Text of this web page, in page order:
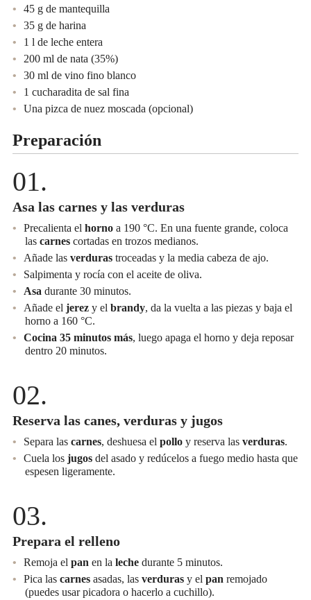
45 g de mantequilla
35 g de harina
1 l de leche entera
200 ml de nata (35%)
30 ml de vino fino blanco
1 cucharadita de sal fina
Una pizca de nuez moscada (opcional)
Preparación
Asa las carnes y las verduras
Precalienta el horno a 190 °C. En una fuente grande, coloca
las carnes cortadas en trozos medianos.
Añade las verduras troceadas y la media cabeza de ajo.
Salpimenta y rocía con el aceite de oliva.
Asa durante 30 minutos.
Añade el jerez y el brandy, da la vuelta a las piezas y baja el
horno a 160 °C.
Cocina 35 minutos más, luego apaga el horno y deja reposar
dentro 20 minutos.
Reserva las canes, verduras y jugos
Separa las carnes, deshuesa el pollo y reserva las verduras.
Cuela los jugos del asado y redúcelos a fuego medio hasta que
espesen ligeramente.
Prepara el relleno
Remoja el pan en la leche durante 5 minutos.
Pica las carnes asadas, las verduras y el pan remojado
(puedes usar picadora o hacerlo a cuchillo).